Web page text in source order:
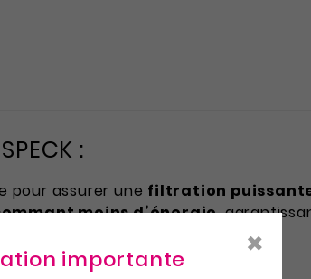
:
pour assurer une filtration
moins d’énergie,
×
importante